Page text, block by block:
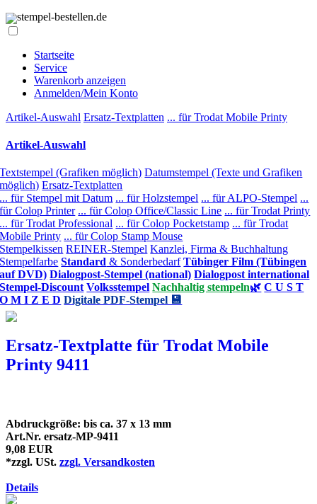
stempel-bestellen.de
Startseite
Service
Warenkorb anzeigen
Anmelden/Mein Konto
Artikel-Auswahl Ersatz-Textplatten ... für Trodat Mobile Printy
Artikel-Auswahl
Textstempel (Grafiken möglich) Datumstempel (Texte und Grafiken
möglich) Ersatz-Textplatten
... für Stempel mit Datum ... für Holzstempel ... für ALPO-Stempel ...
für Colop Printer ... für Colop Office/Classic Line ... für Trodat Printy
... für Trodat Professional ... für Colop Pocketstamp ... für Trodat
Mobile Printy ... für Colop Stamp Mouse
Stempelkissen REINER-Stempel Kanzlei, Firma & Buchhaltung
Stempelfarbe Standard & Sonderbedarf Tübinger Film (Tübingen
auf DVD) Dialogpost-Stempel (national) Dialogpost international
Stempel-Discount Volksstempel Nachhaltig stempeln🌿 C U S T
O M I Z E D Digitale PDF-Stempel 💾
Ersatz-Textplatte für Trodat Mobile
Printy 9411
Abdruckgröße: bis ca. 37 x 13 mm
Art.Nr. ersatz-MP-9411
9,08 EUR
*zzgl. USt. zzgl. Versandkosten
Details